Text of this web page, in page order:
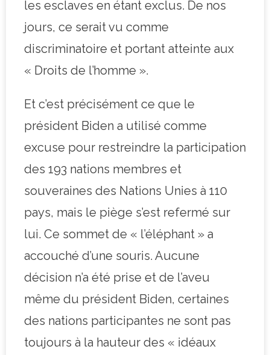
les esclaves en étant exclus. De nos
jours, ce serait vu comme
discriminatoire et portant atteinte aux
« Droits de l’homme ».
Et c’est précisément ce que le
président Biden a utilisé comme
excuse pour restreindre la participation
des 193 nations membres et
souveraines des Nations Unies à 110
pays, mais le piège s’est refermé sur
lui. Ce sommet de « l’éléphant » a
accouché d’une souris. Aucune
décision n’a été prise et de l’aveu
même du président Biden, certaines
des nations participantes ne sont pas
toujours à la hauteur des « idéaux